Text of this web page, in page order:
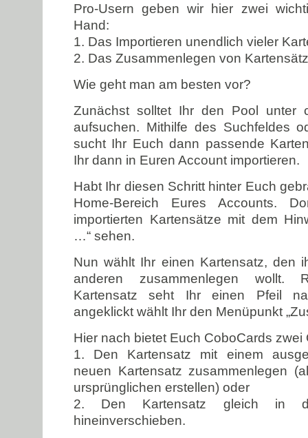
Pro-Usern geben wir hier zwei
Hand:
1. Das Importieren unendlich vieler
2. Das Zusammenlegen von
Wie geht man am besten vor?
Zunächst solltet Ihr den Pool unter
aufsuchen. Mithilfe des Suchfeldes
sucht Ihr Euch dann passende
Ihr dann in Euren Account importieren.
Habt Ihr diesen Schritt hinter Euch
Home-Bereich Eures Accounts.
importierten Kartensätze mit dem
…“ sehen.
Nun wählt Ihr einen Kartensatz, den
anderen zusammenlegen wollt.
Kartensatz seht Ihr einen Pfeil
angeklickt wählt Ihr den Menüpunkt
Hier nach bietet Euch CoboCards zwei
1. Den Kartensatz mit einem
neuen Kartensatz zusammenlegen
ursprünglichen erstellen) oder
2. Den Kartensatz gleich in
hineinverschieben.